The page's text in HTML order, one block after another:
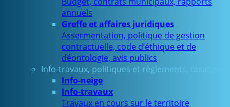
annuels
Greffe et affaires juridiques
Assermentation, politique de gestion
contractuelle, code d’éthique et de
déontologie, avis publics
Info-travaux, politiques et règlements, taxation…
Info-neige
Info-travaux
Travaux en cours sur le territoire